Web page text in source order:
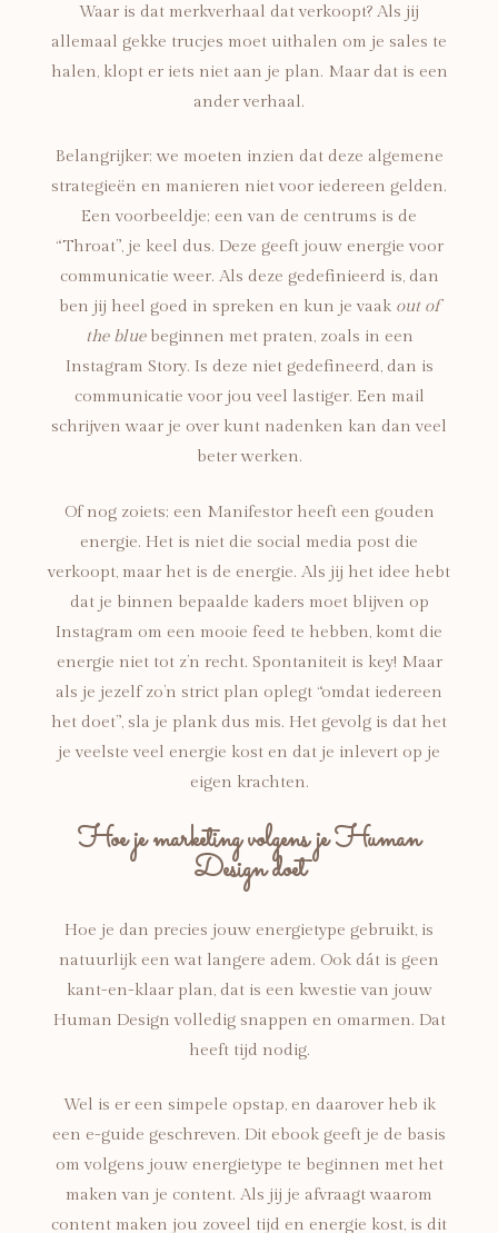
Waar is dat merkverhaal dat verkoopt? Als jij
allemaal gekke trucjes moet uithalen om je sales te
halen, klopt er iets niet aan je plan. Maar dat is een
ander verhaal.
Belangrijker; we moeten inzien dat deze algemene
strategieën en manieren niet voor iedereen gelden.
Een voorbeeldje; een van de centrums is de
“Throat”, je keel dus. Deze geeft jouw energie voor
communicatie weer. Als deze gedefinieerd is, dan
ben jij heel goed in spreken en kun je vaak out of
the blue beginnen met praten, zoals in een
Instagram Story. Is deze niet gedefineerd, dan is
communicatie voor jou veel lastiger. Een mail
schrijven waar je over kunt nadenken kan dan veel
beter werken.
Of nog zoiets; een Manifestor heeft een gouden
energie. Het is niet die social media post die
verkoopt, maar het is de energie. Als jij het idee hebt
dat je binnen bepaalde kaders moet blijven op
Instagram om een mooie feed te hebben, komt die
energie niet tot z’n recht. Spontaniteit is key! Maar
als je jezelf zo’n strict plan oplegt “omdat iedereen
het doet”, sla je plank dus mis. Het gevolg is dat het
je veelste veel energie kost en dat je inlevert op je
eigen krachten.
Hoe je marketing volgens je Human
Design doet
Hoe je dan precies jouw energietype gebruikt, is
natuurlijk een wat langere adem. Ook dát is geen
kant-en-klaar plan, dat is een kwestie van jouw
Human Design volledig snappen en omarmen. Dat
heeft tijd nodig.
Wel is er een simpele opstap, en daarover heb ik
een e-guide geschreven. Dit ebook geeft je de basis
om volgens jouw energietype te beginnen met het
maken van je content. Als jij je afvraagt waarom
content maken jou zoveel tijd en energie kost, is dit